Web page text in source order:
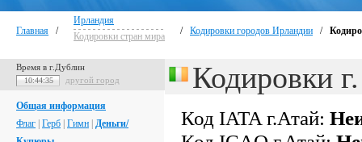
Главная /
Ирландия
Кодировки стран мира
/ Кодировки городов Ирландии /
Время в г.Дублин
10:44:36 другой город
Общая информация
Флаг Герб Гимн Деньги/
Кодировки
Код IATA г.Атай: